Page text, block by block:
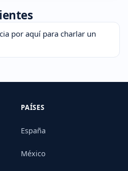
por aquí para charlar un
PAÍSES
España
México